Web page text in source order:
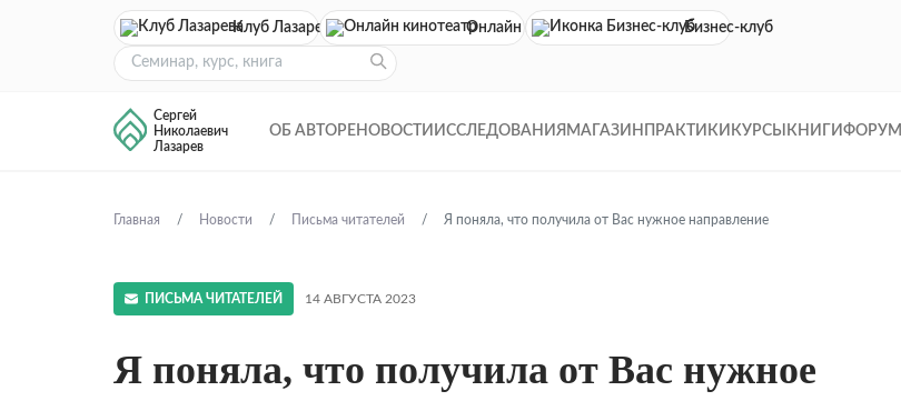
Клуб Лазарева Онлайн кинотеатр
Бизнес-клуб
Сергей
Николаевич
Лазарев
ОБ АВТОРЕ НОВОСТИ ИССЛЕДОВАНИЯ МАГАЗИН ПРАКТИКИ КУРСЫ КНИГИ ФОРУМ
Главная Новости Письма читателей Я поняла, что получила от Вас нужное направление
ПИСЬМА ЧИТАТЕЛЕЙ 14 АВГУСТА 2023
Я поняла, что получила от Вас нужное